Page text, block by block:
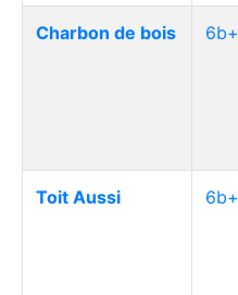
Charbon de bois 6b+
Toit Aussi 6b+